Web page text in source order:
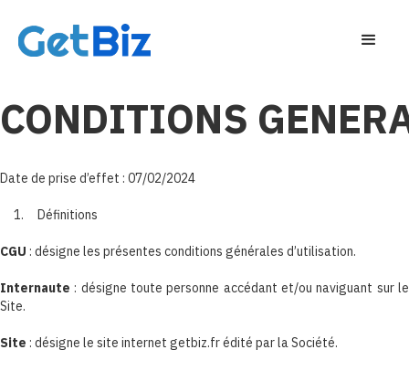
CONDITIONS
Date de prise d’effet : 07/02/2024
1. Définitions
CGU : désigne les présentes conditions générales d’utilisation.
Internaute : désigne toute personne accédant et/ou naviguant sur le
Site.
Site : désigne le site internet getbiz.fr édité par la Société.